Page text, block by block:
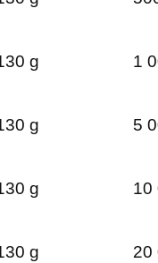
g 1
g 5
g 10
g 20